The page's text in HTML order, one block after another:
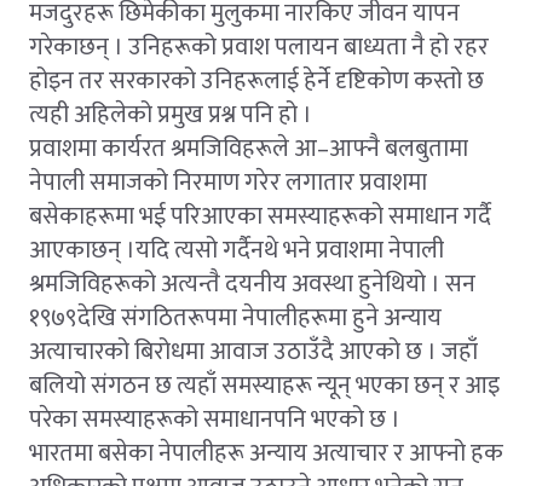
मजदुरहरू छिमेकीका मुलुकमा नारकिए जीवन यापन
गरेकाछन् । उनिहरूको प्रवाश पलायन बाध्यता नै हो रहर
होइन तर सरकारको उनिहरूलाई हेर्ने दृष्टिकोण कस्तो छ
त्यही अहिलेको प्रमुख प्रश्न पनि हो ।
प्रवाशमा कार्यरत श्रमजिविहरूले आ–आफ्नै बलबुतामा
नेपाली समाजको निरमाण गरेर लगातार प्रवाशमा
बसेकाहरूमा भई परिआएका समस्याहरूको समाधान गर्दै
आएकाछन् ।यदि त्यसो गर्दैनथे भने प्रवाशमा नेपाली
श्रमजिविहरूको अत्यन्तै दयनीय अवस्था हुनेथियो । सन
१९७९देखि संगठितरूपमा नेपालीहरूमा हुने अन्याय
अत्याचारको बिरोधमा आवाज उठाउँदै आएको छ । जहाँ
बलियो संगठन छ त्यहाँ समस्याहरू न्यून् भएका छन् र आइ
परेका समस्याहरूको समाधानपनि भएको छ ।
भारतमा बसेका नेपालीहरू अन्याय अत्याचार र आफ्नो हक